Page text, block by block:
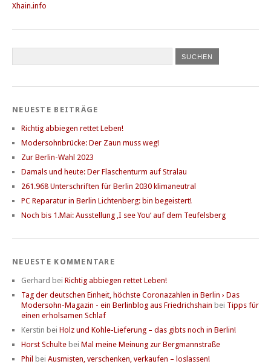
Xhain.info
NEUESTE BEITRÄGE
Richtig abbiegen rettet Leben!
Modersohnbrücke: Der Zaun muss weg!
Zur Berlin-Wahl 2023
Damals und heute: Der Flaschenturm auf Stralau
261.968 Unterschriften für Berlin 2030 klimaneutral
PC Reparatur in Berlin Lichtenberg: bin begeistert!
Noch bis 1.Mai: Ausstellung ‚I see You‘ auf dem Teufelsberg
NEUESTE KOMMENTARE
Gerhard bei Richtig abbiegen rettet Leben!
Tag der deutschen Einheit, höchste Coronazahlen in Berlin › Das
Modersohn-Magazin - ein Berlinblog aus Friedrichshain bei Tipps für
einen erholsamen Schlaf
Kerstin bei Holz und Kohle-Lieferung – das gibts noch in Berlin!
Horst Schulte bei Mal meine Meinung zur Bergmannstraße
Phil bei Ausmisten, verschenken, verkaufen – loslassen!